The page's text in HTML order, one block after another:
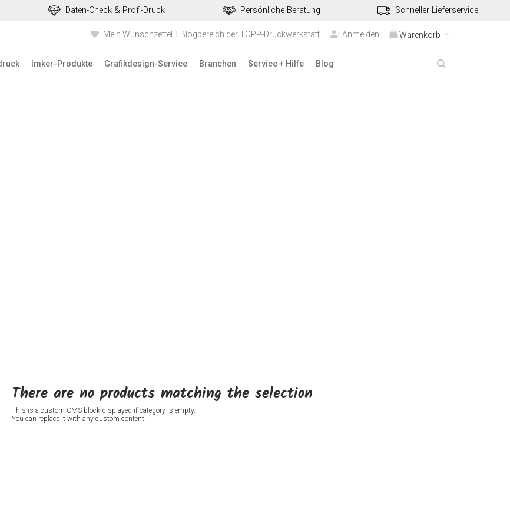
Daten-Check & Profi-Druck Persönliche Beratung Schneller Lieferservice
Warenkorb
Mein Wunschzettel Blogbereich der TOPP-Druckwerkstatt Anmelden
Imker-Produkte Grafikdesign-Service Branchen Service + Hilfe Blog
There are no products matching the selection
This is a custom CMS block displayed if category is empty.
You can replace it with any custom content.